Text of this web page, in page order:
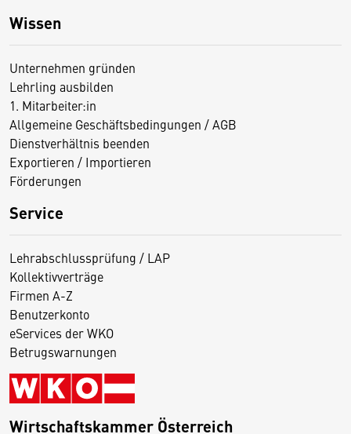
Wissen
Unternehmen gründen
Lehrling ausbilden
1. Mitarbeiter:in
Allgemeine Geschäftsbedingungen / AGB
Dienstverhältnis beenden
Exportieren / Importieren
Förderungen
Service
Lehrabschlussprüfung / LAP
Kollektivverträge
Firmen A-Z
Benutzerkonto
eServices der WKO
Betrugswarnungen
Wirtschaftskammer Österreich